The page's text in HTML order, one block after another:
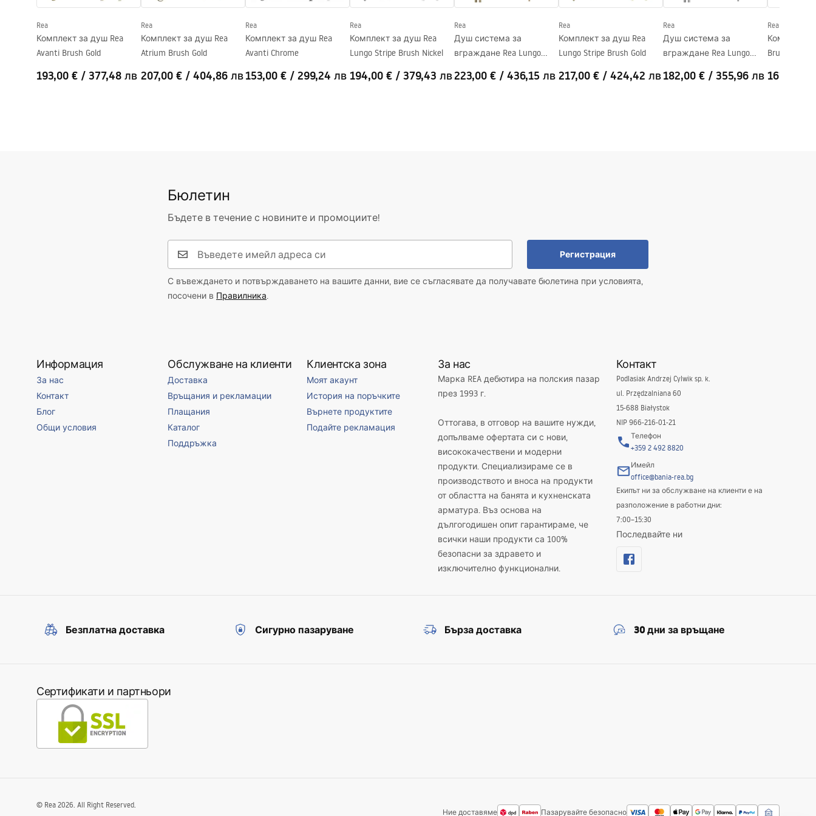
Гаранция
24 месеца
Покритие Easy Clean
Да, от двете страни на стъклото
Rea
Комплект за душ Rea
Avanti Brush Gold
193,00 € / 377,48 лв
Rea
Комплект за душ Rea
Atrium Brush Gold
207,00 € / 404,86 лв
Rea
Комплект за душ Rea
Avanti Chrome
153,00 € / 299,24 лв
Rea
Комплект за душ Rea
Lungo Stripe Brush Nickel
194,00 € / 379,43 лв
Rea
Душ система за
вграждане Rea Lungo
223,00 € / 436,15 лв
Rea
Комплект за душ Rea
Lungo Stripe Brush Gold
217,00 € / 424,42 лв
Rea
Душ система за
вграждане Rea Lungo
182,00 € / 355,96 лв
Rea
Комплект
Brush Nickel
161,00 €
Бюлетин
Бъдете в течение с новините и промоциите!
Регистрация
С въвеждането и потвърждаването на вашите данни, вие се съгласявате да получавате бюлетина при условията,
посочени в Правилника.
Информация
За нас
Контакт
Блог
Общи условия
Обслужване на клиенти
Доставка
Връщания и рекламации
Плащания
Каталог
Поддръжка
Клиентска зона
Моят акаунт
История на поръчките
Върнете продуктите
Подайте рекламация
За нас
Марка REA дебютира на полския пазар
през 1993 г.
Оттогава, в отговор на вашите нужди,
допълваме офертата си с нови,
висококачествени и модерни
продукти. Специализираме се в
производството и вноса на продукти
от областта на банята и кухненската
арматура. Въз основа на
дългогодишен опит гарантираме, че
всички наши продукти са 100%
безопасни за здравето и
изключително функционални.
Контакт
Podlasiak Andrzej Cylwik sp. k.
ul. Przędzalniana 60
15-688 Białystok
NIP 966-216-01-21
Телефон
+359 2 492 8820
Имейл
office@bania-rea.bg
Екипът ни за обслужване на клиенти е на
разположение в работни дни:
7:00–15:30
Последвайте ни
Безплатна доставка Сигурно пазаруване Бърза доставка 30 дни за връщане
Сертификати и партньори
Ние доставяме Пазарувайте безопасно
© Rea 2026. All Right Reserved.